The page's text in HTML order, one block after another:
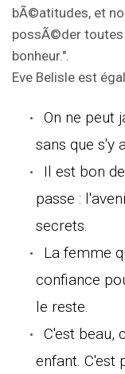
bÃ©atitudes, et
possÃ©der toutes
bonheur.".
Eve Belisle est
On ne peut
sans que s'y
Il est bon
passe :
secrets.
La femme
confiance
le reste.
C'est beau,
enfant. C'est